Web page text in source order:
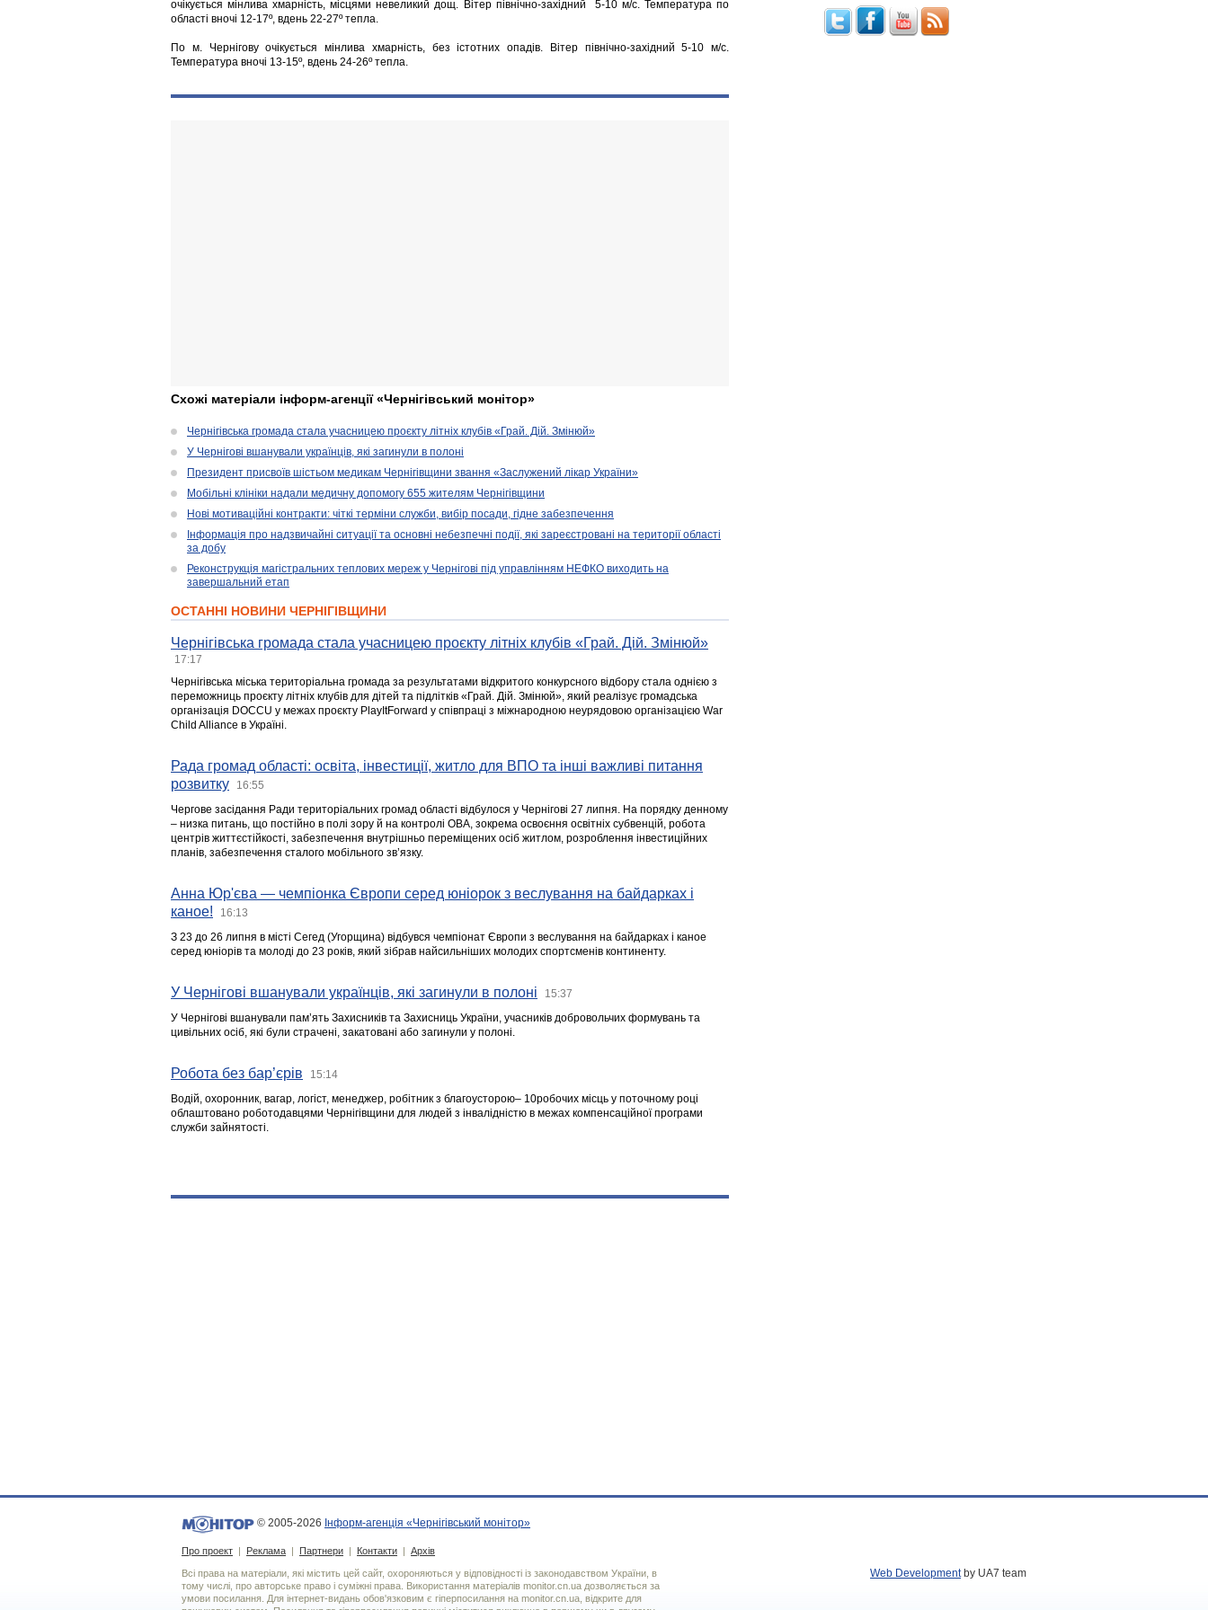
очікується мінлива хмарність, місцями невеликий дощ. Вітер північно-західний 5-10 м/с. Температура по
області вночі 12-17º, вдень 22-27º тепла.
По м. Чернігову очікується мінлива хмарність, без істотних опадів. Вітер північно-західний 5-10 м/с.
Температура вночі 13-15º, вдень 24-26º тепла.
Схожі матеріали інформ-агенції «Чернігівський монітор»
Чернігівська громада стала учасницею проєкту літніх клубів «Грай. Дій. Змінюй»
У Чернігові вшанували українців, які загинули в полоні
Президент присвоїв шістьом медикам Чернігівщини звання «Заслужений лікар України»
Мобільні клініки надали медичну допомогу 655 жителям Чернігівщини
Нові мотиваційні контракти: чіткі терміни служби, вибір посади, гідне забезпечення
Інформація про надзвичайні ситуації та основні небезпечні події, які зареєстровані на території області
за добу
Реконструкція магістральних теплових мереж у Чернігові під управлінням НЕФКО виходить на
завершальний етап
ОСТАННІ НОВИНИ ЧЕРНІГІВЩИНИ
Чернігівська громада стала учасницею проєкту літніх клубів «Грай. Дій. Змінюй»
17:17
Чернігівська міська територіальна громада за результатами відкритого конкурсного відбору стала однією з
переможниць проєкту літніх клубів для дітей та підлітків «Грай. Дій. Змінюй», який реалізує громадська
організація DOCCU у межах проєкту PlayItForward у співпраці з міжнародною неурядовою організацією War
Child Alliance в Україні.
Рада громад області: освіта, інвестиції, житло для ВПО та інші важливі питання
розвитку
16:55
Чергове засідання Ради територіальних громад області відбулося у Чернігові 27 липня. На порядку денному
– низка питань, що постійно в полі зору й на контролі ОВА, зокрема освоєння освітніх субвенцій, робота
центрів життєстійкості, забезпечення внутрішньо переміщених осіб житлом, розроблення інвестиційних
планів, забезпечення сталого мобільного зв’язку.
Анна Юр'єва — чемпіонка Європи серед юніорок з веслування на байдарках і
каное!
16:13
З 23 до 26 липня в місті Сегед (Угорщина) відбувся чемпіонат Європи з веслування на байдарках і каное
серед юніорів та молоді до 23 років, який зібрав найсильніших молодих спортсменів континенту.
У Чернігові вшанували українців, які загинули в полоні 15:37
У Чернігові вшанували пам’ять Захисників та Захисниць України, учасників добровольчих формувань та
цивільних осіб, які були страчені, закатовані або загинули у полоні.
Робота без бар’єрів 15:14
Водій, охоронник, вагар, логіст, менеджер, робітник з благоусторою– 10робочих місць у поточному році
облаштовано роботодавцями Чернігівщини для людей з інвалідністю в межах компенсаційної програми
служби зайнятості.
© 2005-2026 Інформ-агенція «Чернігівський монітор»
Про проект | Реклама | Партнери | Контакти | Архів
Всі права на матеріали, які містить цей сайт, охороняються у відповідності із законодавством України, в
тому числі, про авторське право і суміжні права. Використання матерiалiв monitor.cn.ua дозволяється за
умови посилання. Для iнтернет-видань обов'язковим є гiперпосилання на monitor.cn.ua, відкрите для
Web Developmentby UA7 team